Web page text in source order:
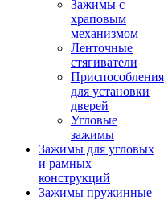
Зажимы с
храповым
механизмом
Ленточные
стягиватели
Приспособления
для установки
дверей
Угловые
зажимы
Зажимы для угловых
и рамных
конструкций
Зажимы пружинные